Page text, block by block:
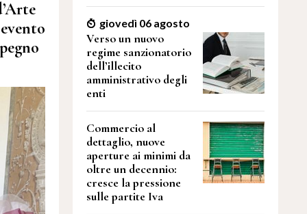
giovedì 06 agosto
Verso un nuovo
regime sanzionatorio
dell’illecito
amministrativo degli
enti
Commercio al
dettaglio, nuove
aperture ai minimi da
oltre un decennio:
cresce la pressione
sulle partite Iva